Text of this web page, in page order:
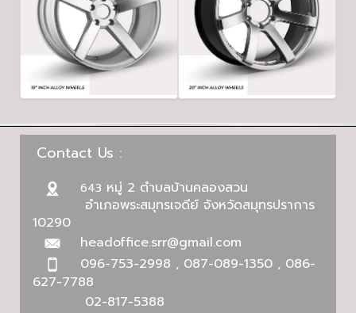
Contact Us :
643 หมู่ 2 ตำบลบ้านคลองสวน
อำเภอพระสมุทรเจดีย์ จังหวัดสมุทรปราการ
10290
headoffice.srr@gmail.com
096-753-2998 , 087-089-1350 , 086-
627-7788
02-817-5388